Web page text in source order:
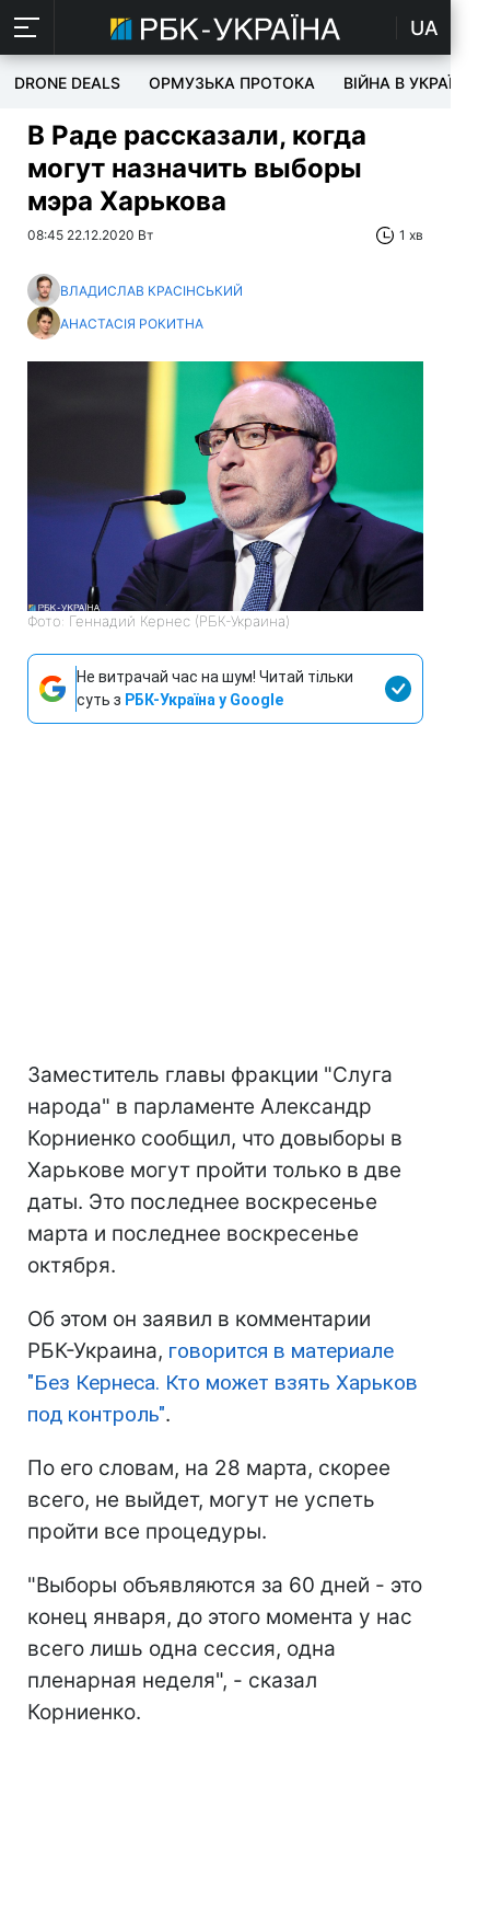
UA
DRONE DEALS ОРМУЗЬКА ПРОТОКА ВІЙНА В УКРАЇНІ
В Раде рассказали, когда
могут назначить выборы
мэра Харькова
08:45 22.12.2020 Вт 1 хв
ВЛАДИСЛАВ КРАСІНСЬКИЙ
АНАСТАСІЯ РОКИТНА
Фото: Геннадий Кернес (РБК-Украина)
Не витрачай час на шум! Читай тільки
суть з РБК-Україна у Google
Заместитель главы фракции "Слуга
народа" в парламенте Александр
Корниенко сообщил, что довыборы в
Харькове могут пройти только в две
даты. Это последнее воскресенье
марта и последнее воскресенье
октября.
Об этом он заявил в комментарии
РБК-Украина, говорится в материале
"Без Кернеса. Кто может взять Харьков
под контроль".
По его словам, на 28 марта, скорее
всего, не выйдет, могут не успеть
пройти все процедуры.
"Выборы объявляются за 60 дней - это
конец января, до этого момента у нас
всего лишь одна сессия, одна
пленарная неделя", - сказал
Корниенко.